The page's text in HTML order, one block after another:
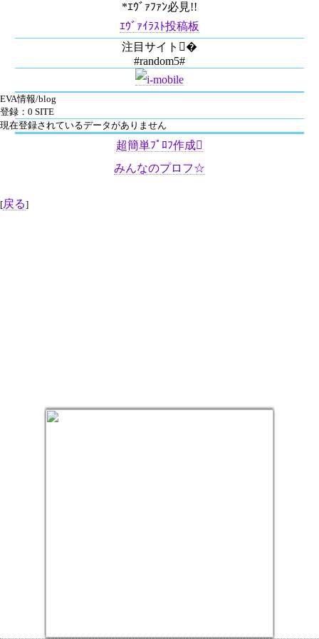
*ｴｳﾞｧﾌｧﾝ必見!!
ｴｳﾞｧｲﾗｽﾄ投稿板
注目サイト�
#random5#
EVA情報/blog
登録：0 SITE
現在登録されているデータがありません
超簡単ﾌﾟﾛﾌ作成
みんなのプロフ☆
[戻る]